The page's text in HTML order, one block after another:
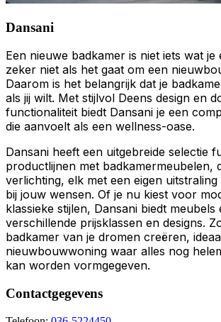
Dansani
Een nieuwe badkamer is niet iets wat je
zeker niet als het gaat om een
Daarom is het belangrijk dat je
als jij wilt. Met stijlvol Deens design en
functionaliteit biedt Dansani je een
die aanvoelt als een wellness-oase.
Dansani heeft een uitgebreide selectie
productlijnen met badkamermeubelen,
verlichting, elk met een eigen
bij jouw wensen. Of je nu kiest voor
klassieke stijlen, Dansani biedt
verschillende prijsklassen en designs.
badkamer van je dromen creëren,
nieuwbouwwoning waar alles nog
kan worden vormgegeven.
Contactgegevens